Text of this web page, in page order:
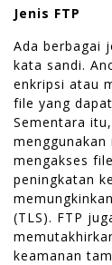
Jenis FTP
Ada berbagai
kata sandi.
enkripsi atau
file yang
Sementara
mengakses
peningkatan
(TLS). FTP
keamanan